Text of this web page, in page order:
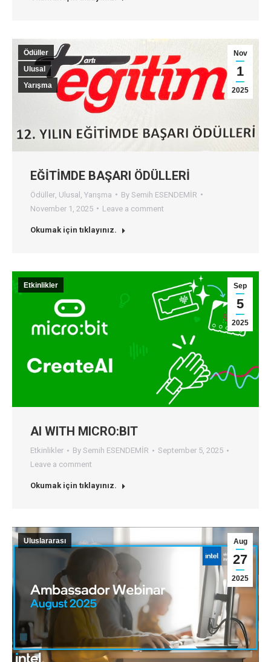
Nov
1
2025
Ödüller
Ulusal
Yarışma
EĞİTİMDE BAŞARI ÖDÜLLERİ
Ödüller Ulusal Yarışma By Semih ESENDEMİR
November 1, 2025
Leave a comment
Okumak için tıklayınız.
Sep
5
2025
Etkinlikler
AI WITH MICRO:BIT
Etkinlikler By Semih ESENDEMİR
September 5, 2025
Leave a comment
Okumak için tıklayınız.
Aug
27
2025
Uluslararası